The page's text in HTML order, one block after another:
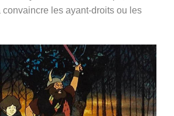
convaincre les ayant-droits ou les